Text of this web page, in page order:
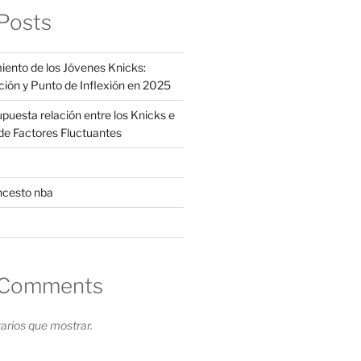
de los Jóvenes Knicks:
y Punto de Inflexión en 2025
relación entre los Knicks e
Factores Fluctuantes
nba
que mostrar.